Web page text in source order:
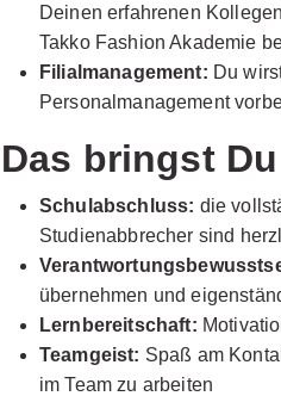
Deinen erfahrenen
Takko Fashion Akademie
Filialmanagement: Du
Personalmanagement
Das bringst
Schulabschluss: die
Studienabbrecher sind
übernehmen und
Lernbereitschaft:
Teamgeist: Spaß am
im Team zu arbeiten